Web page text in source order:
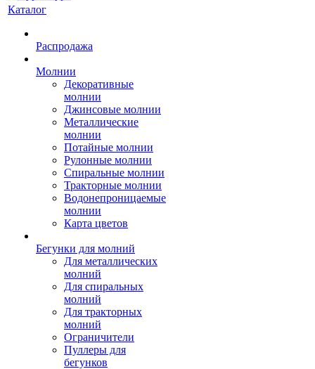
Каталог
Распродажа
Молнии
Декоративные
молнии
Джинсовые молнии
Металлические
молнии
Потайные молнии
Рулонные молнии
Спиральные молнии
Тракторные молнии
Водонепроницаемые
молнии
Карта цветов
Бегунки для молний
Для металлических
молний
Для спиральных
молний
Для тракторных
молний
Ограничители
Пуллеры для
бегунков